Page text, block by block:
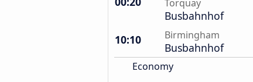
Torquay
Busbahnhof
10:10
Birmingham
Busbahnhof
Economy